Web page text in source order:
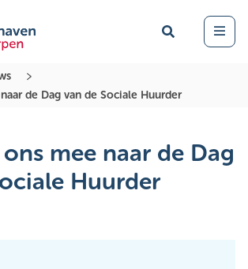
Zoek Open
de Dag van de Sociale Huurder
mee naar de Dag
Huurder